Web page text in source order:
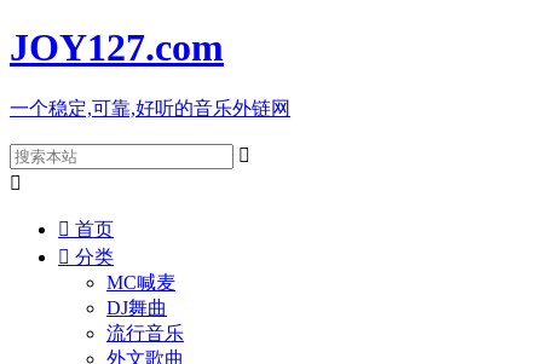
JOY127.com
一个稳定,可靠,好听的音乐外链网


 首页
 分类
MC喊麦
DJ舞曲
流行音乐
外文歌曲